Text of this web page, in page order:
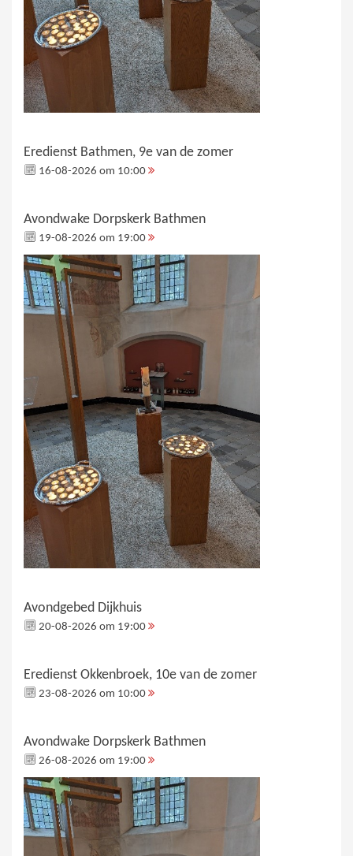
Eredienst Bathmen, 9e van de zomer
16-08-2026 om 10:00
Avondwake Dorpskerk Bathmen
19-08-2026 om 19:00
Avondgebed Dijkhuis
20-08-2026 om 19:00
Eredienst Okkenbroek, 10e van de zomer
23-08-2026 om 10:00
Avondwake Dorpskerk Bathmen
26-08-2026 om 19:00